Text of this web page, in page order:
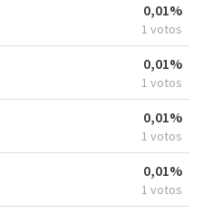
0,01%
1 votos
0,01%
1 votos
0,01%
1 votos
0,01%
1 votos